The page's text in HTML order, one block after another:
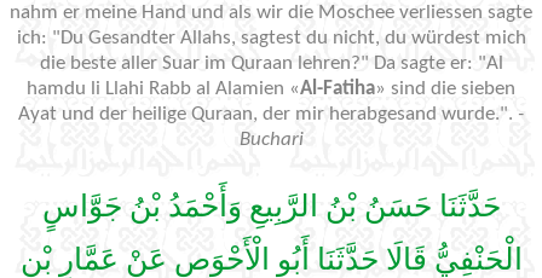
nahm er meine Hand und als wir die Moschee verliessen sagte
ich: "Du Gesandter Allahs, sagtest du nicht, du würdest mich
die beste aller Suar im Quraan lehren?" Da sagte er: "Al
hamdu li Llahi Rabb al Alamien «Al-Fatiha» sind die sieben
Ayat und der heilige Quraan, der mir herabgesand wurde.". -
Buchari
حَدَّثَنَا حَسَنُ بْنُ الرَّبِيعِ وَأَحْمَدُ بْنُ جَوَّاسٍ
الْحَنْفِيُّ قَالَا حَدَّثَنَا أَبُو الْأَحْوَصِ عَنْ عَمَّارِ بْنِ